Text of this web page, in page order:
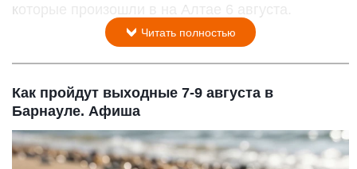
которые произошли в на Алтае 6 августа.
Читать полностью
Как пройдут выходные 7-9 августа в
Барнауле. Афиша